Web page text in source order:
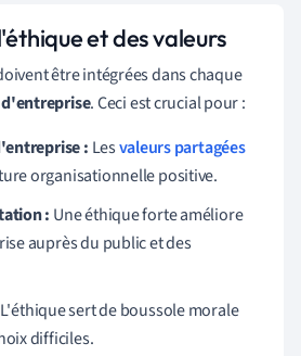
et des valeurs
être intégrées dans chaque
. Ceci est crucial pour :
: Lesvaleurs partagées
organisationnelle positive.
: Une éthique forte améliore
auprès du public et des
L'éthique sert de boussole morale
difficiles.